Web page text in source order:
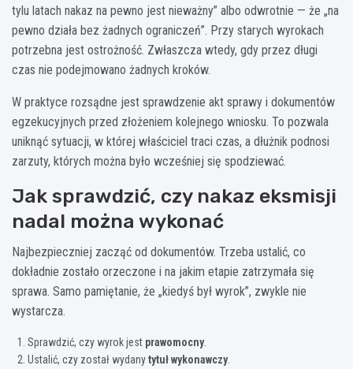
tylu latach nakaz na pewno jest nieważny” albo odwrotnie — że „na
pewno działa bez żadnych ograniczeń”. Przy starych wyrokach
potrzebna jest ostrożność. Zwłaszcza wtedy, gdy przez długi
czas nie podejmowano żadnych kroków.
W praktyce rozsądne jest sprawdzenie akt sprawy i dokumentów
egzekucyjnych przed złożeniem kolejnego wniosku. To pozwala
uniknąć sytuacji, w której właściciel traci czas, a dłużnik podnosi
zarzuty, których można było wcześniej się spodziewać.
Jak sprawdzić, czy nakaz eksmisji
nadal można wykonać
Najbezpieczniej zacząć od dokumentów. Trzeba ustalić, co
dokładnie zostało orzeczone i na jakim etapie zatrzymała się
sprawa. Samo pamiętanie, że „kiedyś był wyrok”, zwykle nie
wystarcza.
Sprawdzić, czy wyrok jest prawomocny.
Ustalić, czy został wydanytytuł wykonawczy.